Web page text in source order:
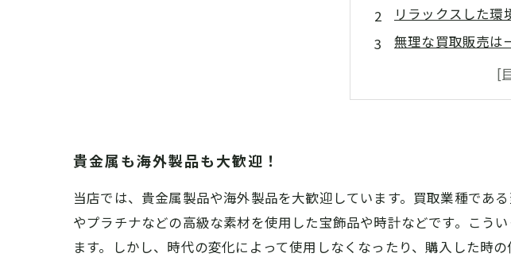
リラックスした環
無理な買取販売は
信頼できるスタ
飾るような美しい
貴金属も海外製品も大歓迎！
当店では、貴金属製品や海外製品を大歓迎しています。買取業種であ
やプラチナなどの高級な素材を使用した宝飾品や時計などです。こう
ます。しかし、時代の変化によって使用しなくなったり、購入した時